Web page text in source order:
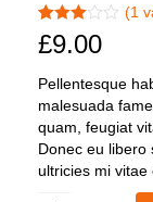
Valorado
con
5 en
1
valoración
de un
cliente
(1
£9.00
Pellentesque
malesuada
quam, feugiat
Donec eu libero
ultricies mi vitae